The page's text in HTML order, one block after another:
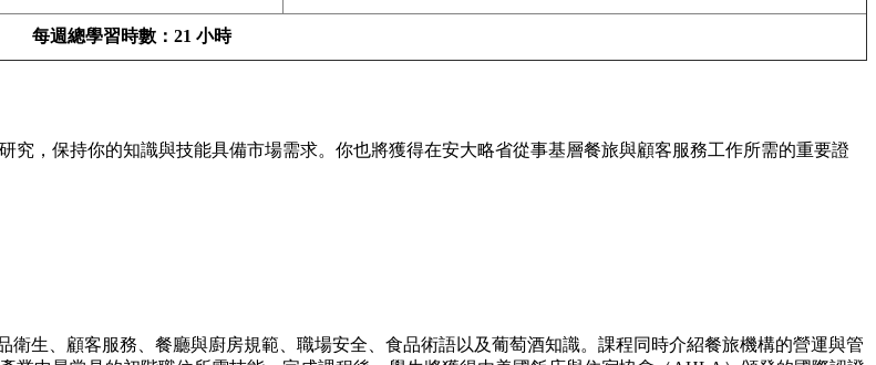
每週總學習時數：21 小時
，保持你的知識與技能具備市場需求。你也將獲得在安大略省從事基層餐旅與顧客服務工作所需的重要證
衛生、顧客服務、餐廳與廚房規範、職場安全、食品術語以及葡萄酒知識。課程同時介紹餐旅機構的營運與管